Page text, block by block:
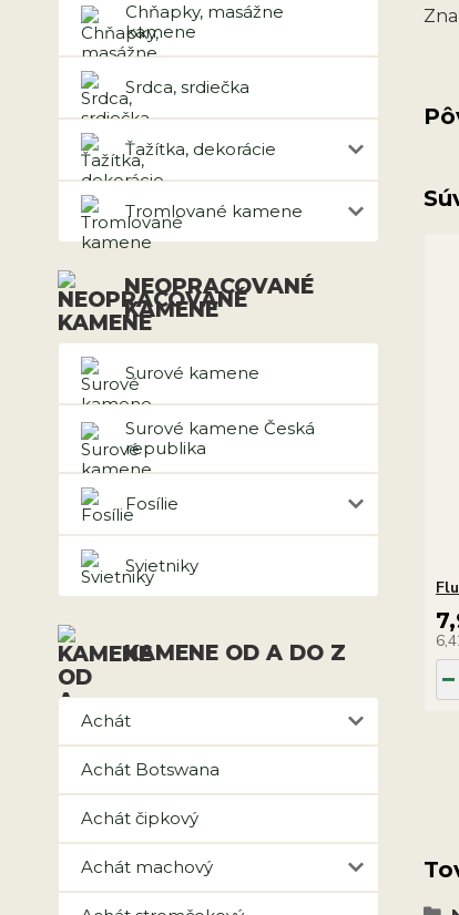
Chňapky, masážne
kamene
Srdca, srdiečka
Ťažítka, dekorácie
Tromlované kamene
NEOPRACOVANÉ
KAMENE
Surové kamene
Surové kamene Česká
republika
Fosílie
Svietniky
KAMENE OD A DO Z
Achát
Achát Botswana
Achát čipkový
Achát machový